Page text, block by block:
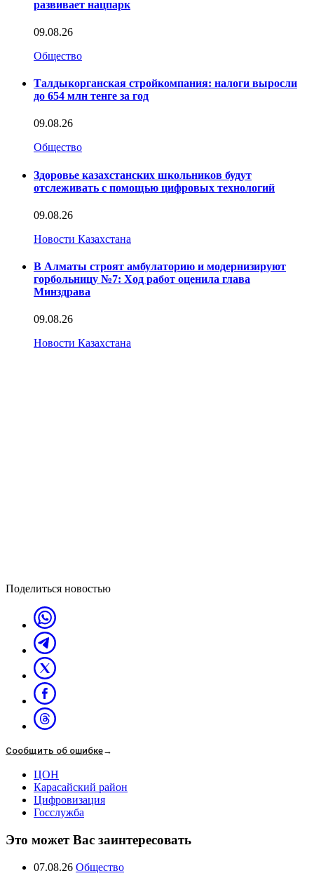
развивает нацпарк
09.08.26
Общество
Талдыкорганская стройкомпания: налоги выросли
до 654 млн тенге за год
09.08.26
Общество
Здоровье казахстанских школьников будут
отслеживать с помощью цифровых технологий
09.08.26
Новости Казахстана
В Алматы строят амбулаторию и модернизируют
горбольницу №7: Ход работ оценила глава
Минздрава
09.08.26
Новости Казахстана
Поделиться новостью
Сообщить об ошибке→
ЦОН
Карасайский район
Цифровизация
Госслужба
Это может Вас заинтересовать
07.08.26 Общество